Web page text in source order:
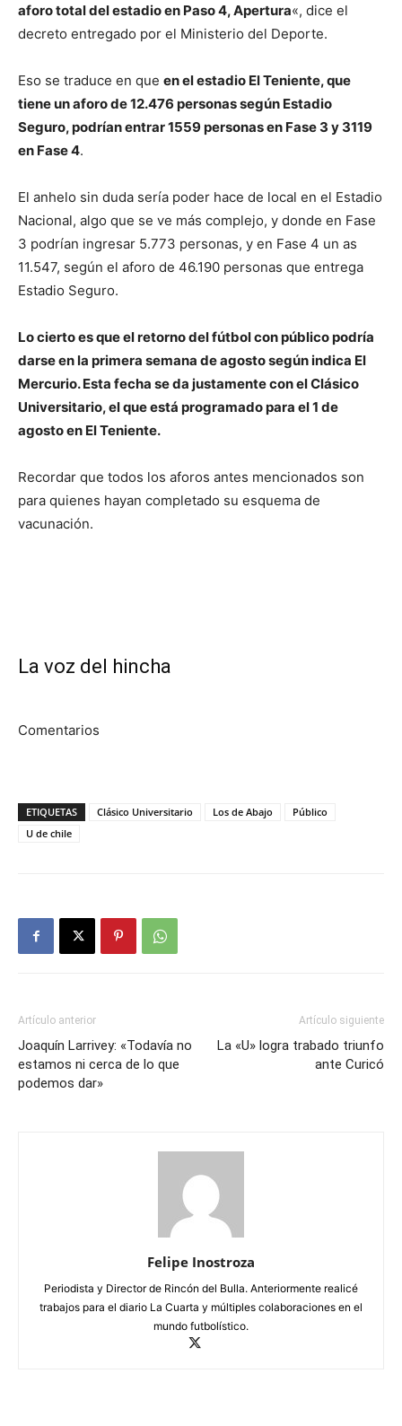
aforo total del estadio en Paso 4, Apertura«, dice el
decreto entregado por el Ministerio del Deporte.
Eso se traduce en que en el estadio El Teniente, que
tiene un aforo de 12.476 personas según Estadio
Seguro, podrían entrar 1559 personas en Fase 3 y 3119
en Fase 4.
El anhelo sin duda sería poder hace de local en el Estadio
Nacional, algo que se ve más complejo, y donde en Fase
3 podrían ingresar 5.773 personas, y en Fase 4 un as
11.547, según el aforo de 46.190 personas que entrega
Estadio Seguro.
Lo cierto es que el retorno del fútbol con público podría
darse en la primera semana de agosto según indica El
Mercurio. Esta fecha se da justamente con el Clásico
Universitario, el que está programado para el 1 de
agosto en El Teniente.
Recordar que todos los aforos antes mencionados son
para quienes hayan completado su esquema de
vacunación.
La voz del hincha
Comentarios
ETIQUETAS Clásico Universitario Los de Abajo
Público
U de chile
Artículo anterior
Joaquín Larrivey: «Todavía no
estamos ni cerca de lo que
podemos dar»
Artículo siguiente
La «U» logra trabado triunfo
ante Curicó
Felipe Inostroza
Periodista y Director de Rincón del Bulla. Anteriormente realicé
trabajos para el diario La Cuarta y múltiples colaboraciones en el
mundo futbolístico.